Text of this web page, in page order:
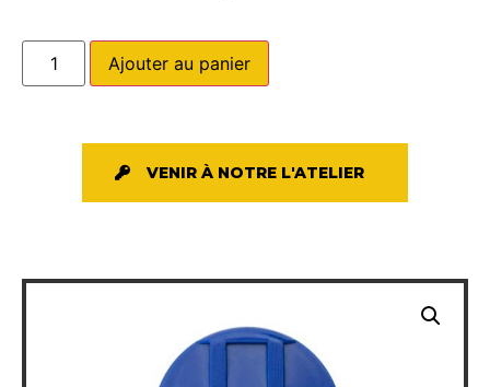
Ajouter au panier
VENIR À NOTRE L'ATELIER